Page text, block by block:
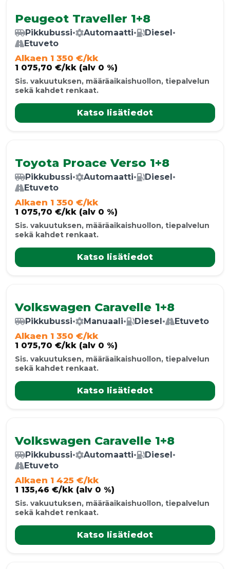
Peugeot Traveller 1+8
Pikkubussi• Automaatti• Diesel •
Etuveto
Alkaen 1 350 €/kk
1 075,70 €/kk (alv 0 %)
Sis. vakuutuksen, määräaikaishuollon, tiepalvelun
sekä kahdet renkaat.
Katso lisätiedot
Toyota Proace Verso 1+8
Pikkubussi• Automaatti• Diesel •
Etuveto
Alkaen 1 350 €/kk
1 075,70 €/kk (alv 0 %)
Sis. vakuutuksen, määräaikaishuollon, tiepalvelun
sekä kahdet renkaat.
Katso lisätiedot
Volkswagen Caravelle 1+8
Pikkubussi• Manuaali• Diesel • Etuveto
Alkaen 1 350 €/kk
1 075,70 €/kk (alv 0 %)
Sis. vakuutuksen, määräaikaishuollon, tiepalvelun
sekä kahdet renkaat.
Katso lisätiedot
Volkswagen Caravelle 1+8
Pikkubussi• Automaatti• Diesel •
Etuveto
Alkaen 1 425 €/kk
1 135,46 €/kk (alv 0 %)
Sis. vakuutuksen, määräaikaishuollon, tiepalvelun
sekä kahdet renkaat.
Katso lisätiedot